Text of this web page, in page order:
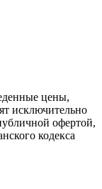
цены,
исключительно
офертой,
кодекса